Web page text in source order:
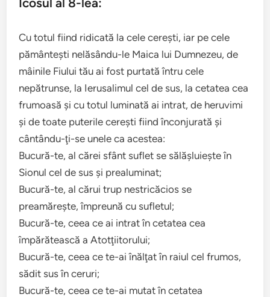
Cu totul fiind ridicată la cele cereşti, iar pe cele
pământeşti nelăsându-le Maica lui Dumnezeu, de
mâinile Fiului tău ai fost purtată întru cele
nepătrunse, la Ierusalimul cel de sus, la cetatea cea
frumoasă şi cu totul luminată ai intrat, de heruvimi
şi de toate puterile cereşti fiind înconjurată şi
cântându-ţi-se unele ca acestea:
Bucură-te, al cărei sfânt suflet se sălăşluieşte în
Sionul cel de sus şi prealuminat;
Bucură-te, al cărui trup nestricăcios se
preamăreşte, împreună cu sufletul;
Bucură-te, ceea ce ai intrat în cetatea cea
împărătească a Atotţiitorului;
Bucură-te, ceea ce te-ai înălţat în raiul cel frumos,
sădit sus în ceruri;
Bucură-te, ceea ce te-ai mutat în cetatea